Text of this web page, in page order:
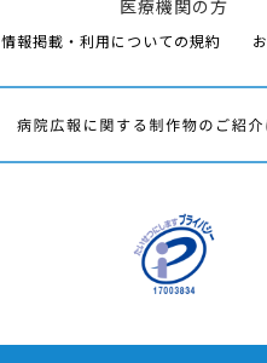
医療機関の方
情報掲載・利用についての規約